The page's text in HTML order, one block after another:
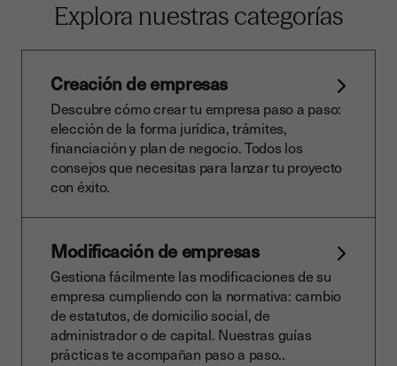
Explora nuestras categorías
Creación de empresas
Descubre cómo crear tu empresa paso a paso:
elección de la forma jurídica, trámites,
financiación y plan de negocio. Todos los
consejos que necesitas para lanzar tu proyecto
con éxito.
Modificación de empresas
Gestiona fácilmente las modificaciones de su
empresa cumpliendo con la normativa: cambio
de estatutos, de domicilio social, de
administrador o de capital. Nuestras guías
prácticas te acompañan paso a paso..